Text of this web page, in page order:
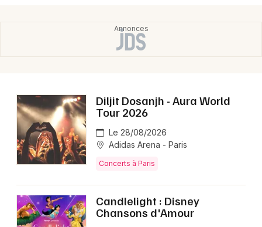
Diljit Dosanjh - Aura World
Tour 2026
Le 28/08/2026
Adidas Arena - Paris
Concerts à Paris
Candlelight : Disney
Chansons d'Amour